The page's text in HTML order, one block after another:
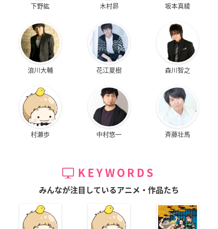
下野紘 木村昴 坂本真綾
浪川大輔 花江夏樹 森川智之
村瀬歩 中村悠一 斉藤壮馬
KEYWORDS
みんなが注目しているアニメ・作品たち